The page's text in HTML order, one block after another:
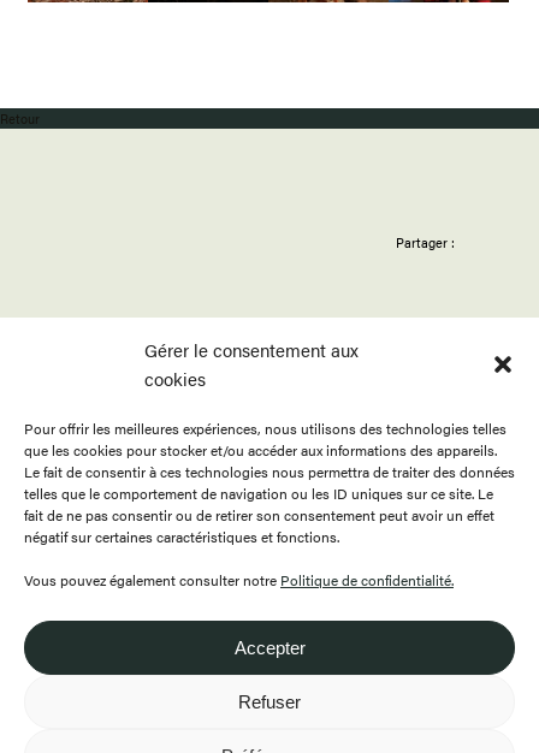
Gérer le consentement aux
cookies
Pour offrir les meilleures expériences, nous utilisons des technologies telles
que les cookies pour stocker et/ou accéder aux informations des appareils.
Le fait de consentir à ces technologies nous permettra de traiter des données
telles que le comportement de navigation ou les ID uniques sur ce site. Le
fait de ne pas consentir ou de retirer son consentement peut avoir un effet
négatif sur certaines caractéristiques et fonctions.
Vous pouvez également consulter notre Politique de confidentialité.
Accepter
Refuser
Retour
Partager :
ACCUEIL
PROGRAMMATION
RESSOURCES
APPELS
PUBLICATIONS
À PROPOS
BOUTIQUE
CONTACT
ENGLISH
418.649.0999